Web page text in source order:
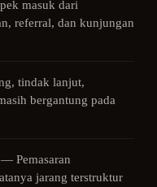
masuk dari
referral, dan kunjungan
tindak lanjut,
bergantung pada
— Pemasaran
jarang terstruktur